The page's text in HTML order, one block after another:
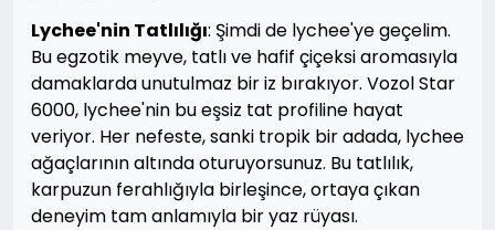
Lychee'nin Tatlılığı: Şimdi de lychee'ye geçelim.
Bu egzotik meyve, tatlı ve hafif çiçeksi aromasıyla
damaklarda unutulmaz bir iz bırakıyor. Vozol Star
6000, lychee'nin bu eşsiz tat profiline hayat
veriyor. Her nefeste, sanki tropik bir adada, lychee
ağaçlarının altında oturuyorsunuz. Bu tatlılık,
karpuzun ferahlığıyla birleşince, ortaya çıkan
deneyim tam anlamıyla bir yaz rüyası.